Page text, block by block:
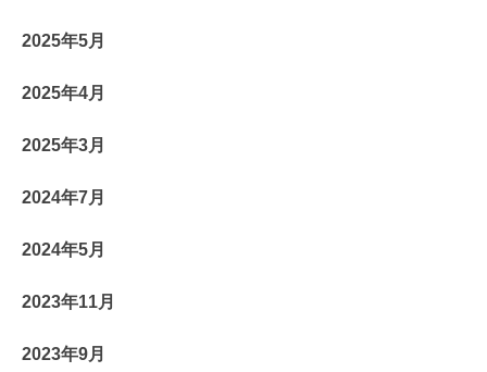
2025年5月
2025年4月
2025年3月
2024年7月
2024年5月
2023年11月
2023年9月